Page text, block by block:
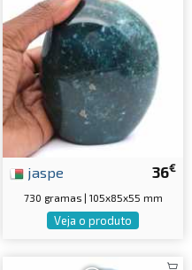
36€
jaspe
730 gramas | 105x85x55 mm
Veja o produto